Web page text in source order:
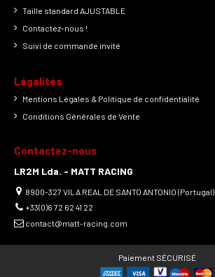
Taille standard AJUSTABLE
Contactez-nous !
Suivi de commande invité
Légalités
Mentions Légales & Politique de confidentialité
Conditions Générales de Vente
Contactez-nous
LR2M Lda. - MATT RACING
8900-327 VILA REAL DE SANTO ANTONIO (Portugal)
+33(0)6 72 62 41 22
contact@matt-racing.com
Paiement SÉCURISÉ